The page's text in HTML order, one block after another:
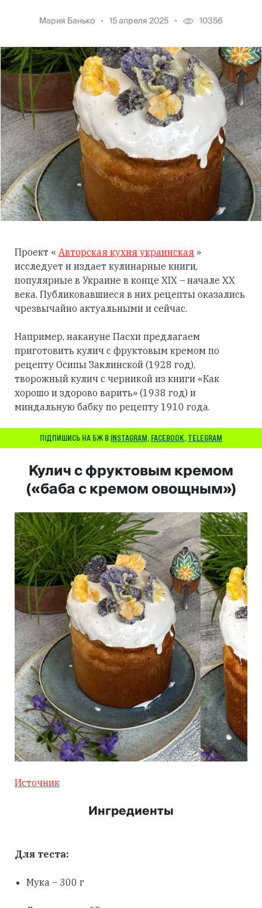
Мария Банько 15 апреля 2025 10356
Проект « Авторская кухня украинская »
исследует и издает кулинарные книги,
популярные в Украине в конце XIX – начале XX
века. Публиковавшиеся в них рецепты оказались
чрезвычайно актуальными и сейчас.
Например, накануне Пасхи предлагаем
приготовить кулич с фруктовым кремом по
рецепту Осипы Заклинской (1928 год),
творожный кулич с черникой из книги «Как
хорошо и здорово варить» (1938 год) и
миндальную бабку по рецепту 1910 года.
ПІДПИШИСЬ НА БЖ В INSTAGRAM, FACEBOOK, TELEGRAM
Кулич с фруктовым кремом
(«баба с кремом овощным»)
Источник
Ингредиенты
Для теста:
Мука – 300 г